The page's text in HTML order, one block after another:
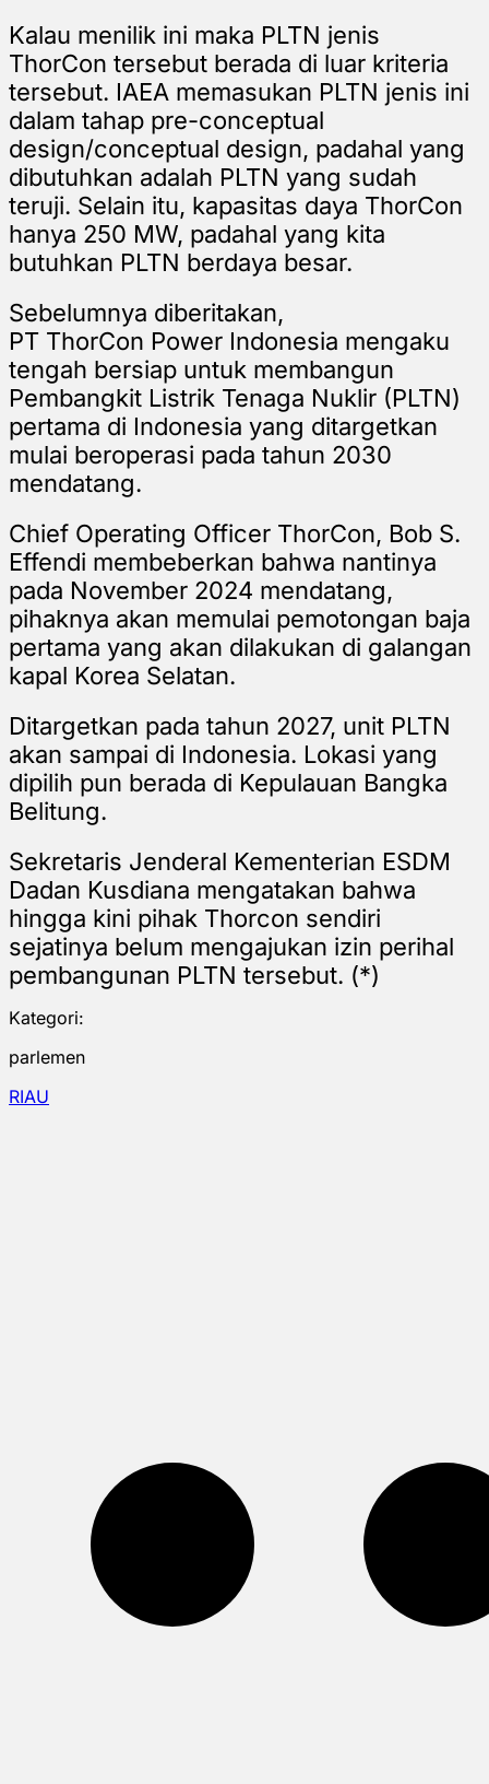
Kalau menilik ini maka PLTN jenis
ThorCon tersebut berada di luar kriteria
tersebut. IAEA memasukan PLTN jenis ini
dalam tahap pre-conceptual
design/conceptual design, padahal yang
dibutuhkan adalah PLTN yang sudah
teruji. Selain itu, kapasitas daya ThorCon
hanya 250 MW, padahal yang kita
butuhkan PLTN berdaya besar.
Sebelumnya diberitakan,
PT ThorCon Power Indonesia mengaku
tengah bersiap untuk membangun
Pembangkit Listrik Tenaga Nuklir (PLTN)
pertama di Indonesia yang ditargetkan
mulai beroperasi pada tahun 2030
mendatang.
Chief Operating Officer ThorCon, Bob S.
Effendi membeberkan bahwa nantinya
pada November 2024 mendatang,
pihaknya akan memulai pemotongan baja
pertama yang akan dilakukan di galangan
kapal Korea Selatan.
Ditargetkan pada tahun 2027, unit PLTN
akan sampai di Indonesia. Lokasi yang
dipilih pun berada di Kepulauan Bangka
Belitung.
Sekretaris Jenderal Kementerian ESDM
Dadan Kusdiana mengatakan bahwa
hingga kini pihak Thorcon sendiri
sejatinya belum mengajukan izin perihal
pembangunan PLTN tersebut. (*)
Kategori:
parlemen
RIAU